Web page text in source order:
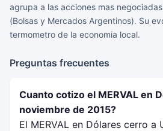
agrupa a las acciones mas
(Bolsas y Mercados Argentinos). Su
termometro de la economia local.
Preguntas frecuentes
Cuanto cotizo el MERVAL en
noviembre de 2015?
El MERVAL en Dólares cerro a